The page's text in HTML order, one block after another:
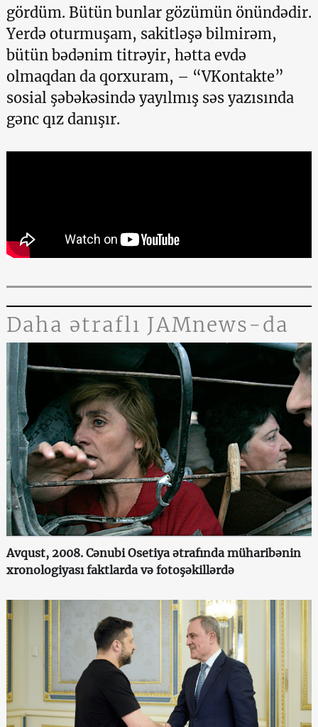
gördüm. Bütün bunlar gözümün önündədir.
Yerdə oturmuşam, sakitləşə bilmirəm,
bütün bədənim titrəyir, hətta evdə
olmaqdan da qorxuram, – “VKontakte”
sosial şəbəkəsində yayılmış səs yazısında
gənc qız danışır.
Daha ətraflı JAMnews-da
Avqust, 2008. Cənubi Osetiya ətrafında müharibənin
xronologiyası faktlarda və fotoşəkillərdə